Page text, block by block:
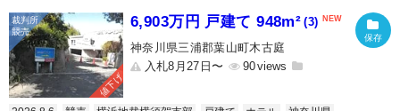
値下げ
6,903万円 戸建て 948m² (3)
神奈川県三浦郡葉山町木古庭
入札8月27日〜
90